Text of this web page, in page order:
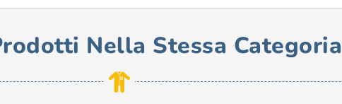
Nella Stessa Categoria